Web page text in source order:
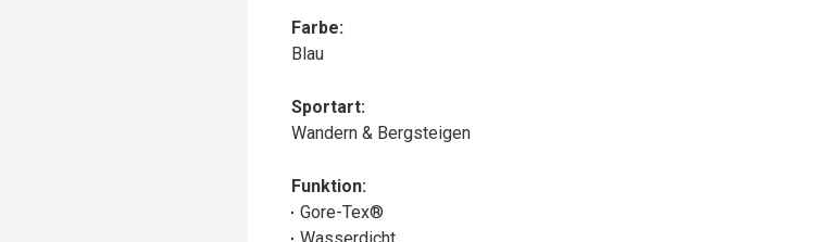
Farbe:
Blau
Sportart:
Wandern & Bergsteigen
Funktion:
Gore-Tex®